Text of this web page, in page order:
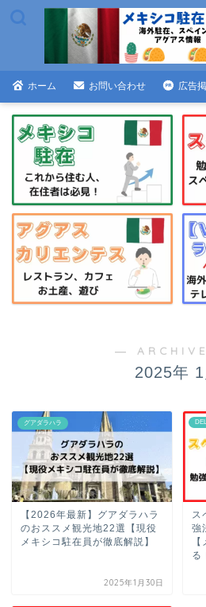
ホーム お問い合わせ 広告
―
2025年 1
グアダラハラ
【2026年最新】グアダラハラ
のおススメ観光地22選【現役
メキシコ駐在員が徹底解説】
2025年1月30日
ス
強
る